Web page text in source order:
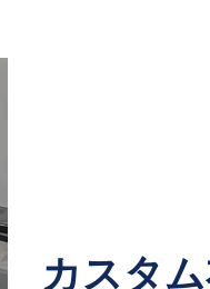
カスタ